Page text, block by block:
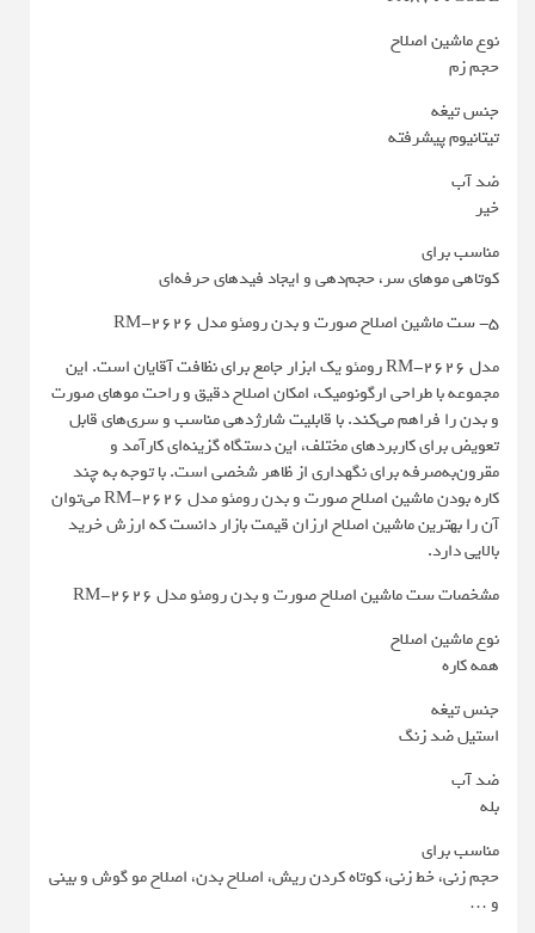
نوع ماشین اصلاح
حجم زم
جنس تیغه
تیتانیوم پیشرفته
ضد آب
خیر
مناسب برای
کوتاهی موهای سر، حجم‌دهی و ایجاد فیدهای حرفه‌ای
5- ست ماشین اصلاح صورت و بدن رومئو مدل RM-2626
مدل RM-2626 رومئو یک ابزار جامع برای نظافت آقایان است. این
مجموعه با طراحی ارگونومیک، امکان اصلاح دقیق و راحت موهای صورت
و بدن را فراهم می‌کند. با قابلیت شارژدهی مناسب و سری‌های قابل
تعویض برای کاربردهای مختلف، این دستگاه گزینه‌ای کارآمد و
مقرون‌به‌صرفه برای نگهداری از ظاهر شخصی است. با توجه به چند
کاره بودن ماشین اصلاح صورت و بدن رومئو مدل RM-2626 می‌توان
آن را بهترین ماشین اصلاح ارزان قیمت بازار دانست که ارزش خرید
بالایی دارد.
مشخصات ست ماشین اصلاح صورت و بدن رومئو مدل RM-2626
نوع ماشین اصلاح
همه کاره
جنس تیغه
استیل ضد زنگ
ضد آب
بله
مناسب برای
حجم زنی، خط زنی، کوتاه کردن ریش، اصلاح بدن، اصلاح مو گوش و بینی
و …